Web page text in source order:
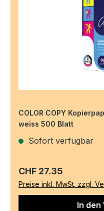
COLOR COPY
weiss 500 Blatt
Sofort verfügbar
Regulärer Preis:
CHF 27.35
Preise inkl. MwSt. zzgl.
In den